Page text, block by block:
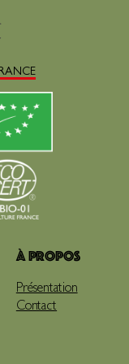
À propos
Présentation
Contact